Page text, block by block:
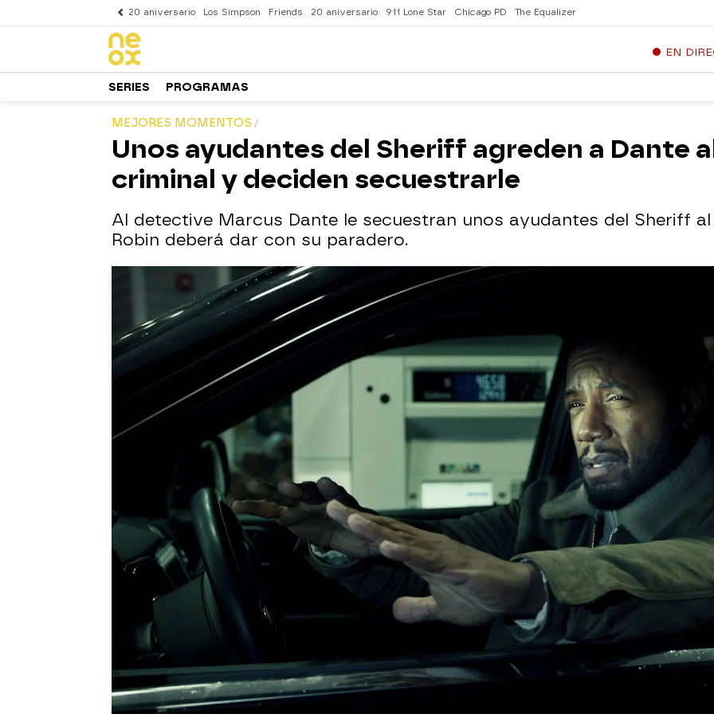
20 aniversario Los Simpson Friends 20 aniversario 911 Lone Star Chicago PD The Equalizer
EN
SERIES PROGRAMAS
MEJORES MOMENTOS
Unos ayudantes del Sheriff agreden a Dante
criminal y deciden secuestrarle
Al detective Marcus Dante le secuestran unos ayudantes del Sheriff
Robin deberá dar con su paradero.
neox
Publicado: 22 de mayo de 2023, 23:33
WhatsappFacebook
X
Unos ayudantes del Sheriff están buscando a un criminal y,
por error,
confunden al detective Marcus Dante con él
mientras está repostando gasolina.
Sin mediar palabra, convencidos que Dante es la persona que
están buscando,comienzan a golpearle hasta dejarle